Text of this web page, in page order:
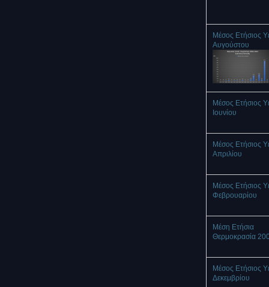
Μέσος Ετήσιος
Αυγούστου
Μέσος Ετήσιος
Ιουνίου
Μέσος Ετήσιος
Απριλίου
Μέσος Ετήσιος
Φεβρουαρίου
Μέση Ετήσια
Θερμοκρασία
Μέσος Ετήσιος
Δεκεμβρίου